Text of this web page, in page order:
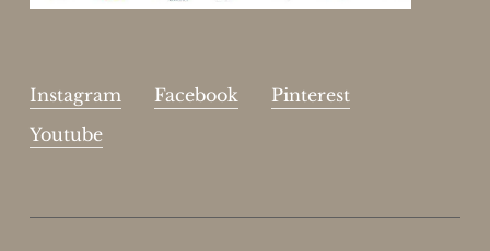
Instagram Facebook
Pinterest
Youtube